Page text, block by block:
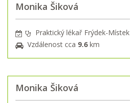
Monika Šiková
Praktický lékař Frýdek-Místek
Vzdálenost cca 9.6 km
Monika Šiková